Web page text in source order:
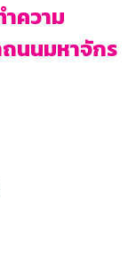
ความ
นนมหาจักร